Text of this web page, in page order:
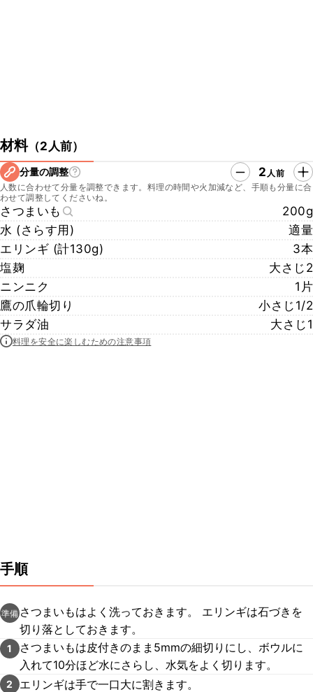
材料（2人前）
分量の調整 2 人前
人数に合わせて分量を調整できます。料理の時間や火加減など、手順も分量に合
わせて調整してくださいね。
さつまいも
200g
水 (さらす用)
適量
エリンギ (計130g)
3本
塩麹
大さじ2
ニンニク
1片
鷹の爪輪切り
小さじ1/2
サラダ油
大さじ1
料理を安全に楽しむための注意事項
手順
準備 さつまいもはよく洗っておきます。 エリンギは石づきを
切り落としておきます。
1
さつまいもは皮付きのまま5mmの細切りにし、ボウルに
入れて10分ほど水にさらし、水気をよく切ります。
2 エリンギは手で一口大に割きます。